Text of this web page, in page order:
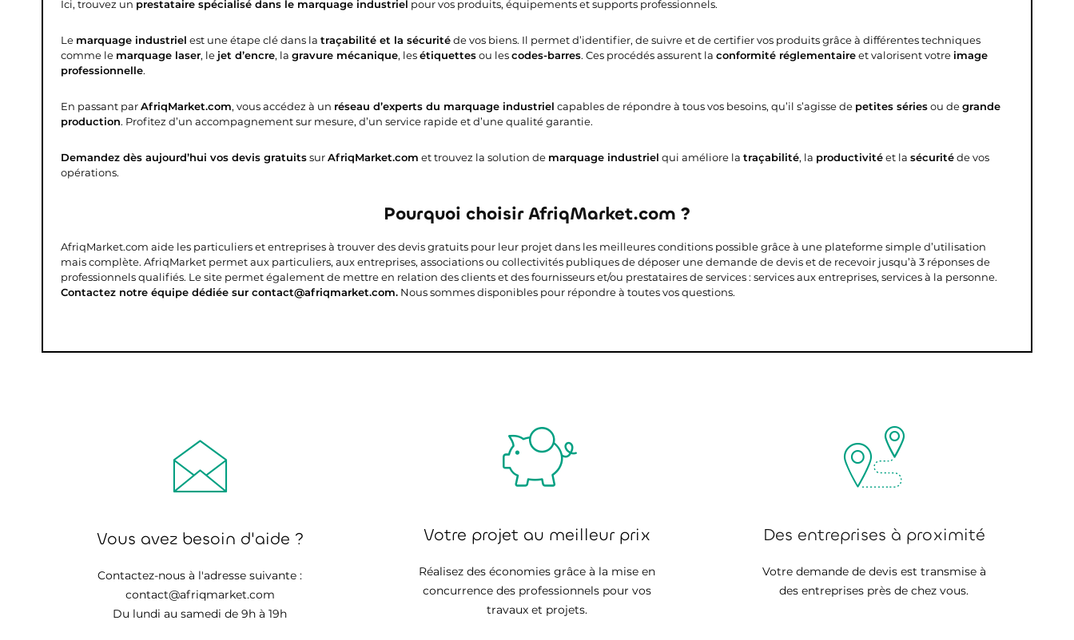
Ici, trouvez un prestataire spécialisé dans le marquage industriel pour vos produits, équipements et supports professionnels.
Le marquage industriel est une étape clé dans la traçabilité et la sécuritéde vos biens. Il permet d’identifier, de suivre et de certifier vos produits grâce à différentes techniques
comme le marquage laser, le jet d’encre, la gravure mécanique, lesétiquettesou lescodes-barres. Ces procédés assurent la conformité réglementaireet valorisent votre image
professionnelle.
En passant parAfriqMarket.com, vous accédez à un réseau d’experts du marquage industriel capables de répondre à tous vos besoins, qu’il s’agisse de petites sériesou degrande
production. Profitez d’un accompagnement sur mesure, d’un service rapide et d’une qualité garantie.
Demandez dès aujourd’hui vos devis gratuitssurAfriqMarket.com et trouvez la solution de marquage industriel qui améliore la traçabilité, la productivitéet la sécuritéde vos
opérations.
Pourquoi choisir AfriqMarket.com ?
AfriqMarket.com aide les particuliers et entreprises à trouver des devis gratuits pour leur projet dans les meilleures conditions possible grâce à une plateforme simple d’utilisation
mais complète. AfriqMarket permet aux particuliers, aux entreprises, associations ou collectivités publiques de déposer une demande de devis et de recevoir jusqu’à 3 réponses de
professionnels qualifiés. Le site permet également de mettre en relation des clients et des fournisseurs et/ou prestataires de services : services aux entreprises, services à la personne.
Contactez notre équipe dédiée sur contact@afriqmarket.com. Nous sommes disponibles pour répondre à toutes vos questions.
Vous avez besoin d'aide ?
Contactez-nous à l'adresse suivante :
contact@afriqmarket.com
Du lundi au samedi de 9h à 19h
Votre projet au meilleur prix
Réalisez des économies grâce à la mise en
concurrence des professionnels pour vos
travaux et projets.
Des entreprises à proximité
Votre demande de devis est transmise à
des entreprises près de chez vous.